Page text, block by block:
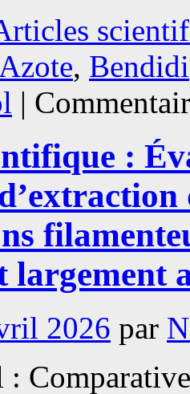
Azote, Bendidi
|
:
largement
2026 par